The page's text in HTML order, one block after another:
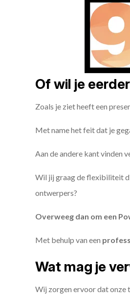
Of wil je
Zoals je ziet heeft een
Met name het feit dat je
Aan de andere kant vinden
Wil jij graag de flexibiliteit
ontwerpers?
Overweeg dan om een
Met behulp van een
Wat mag je
Wij zorgen ervoor dat onze